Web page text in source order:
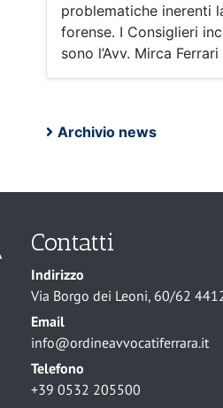
problematiche inerenti
forense. I Consiglieri
sono l’Avv. Mirca Ferrari
Archivio news
Contatti
Indirizzo
Via Borgo dei Leoni, 60/62
Email
info@ordineavvocatiferrara.it
Telefono
+39 0532 205500